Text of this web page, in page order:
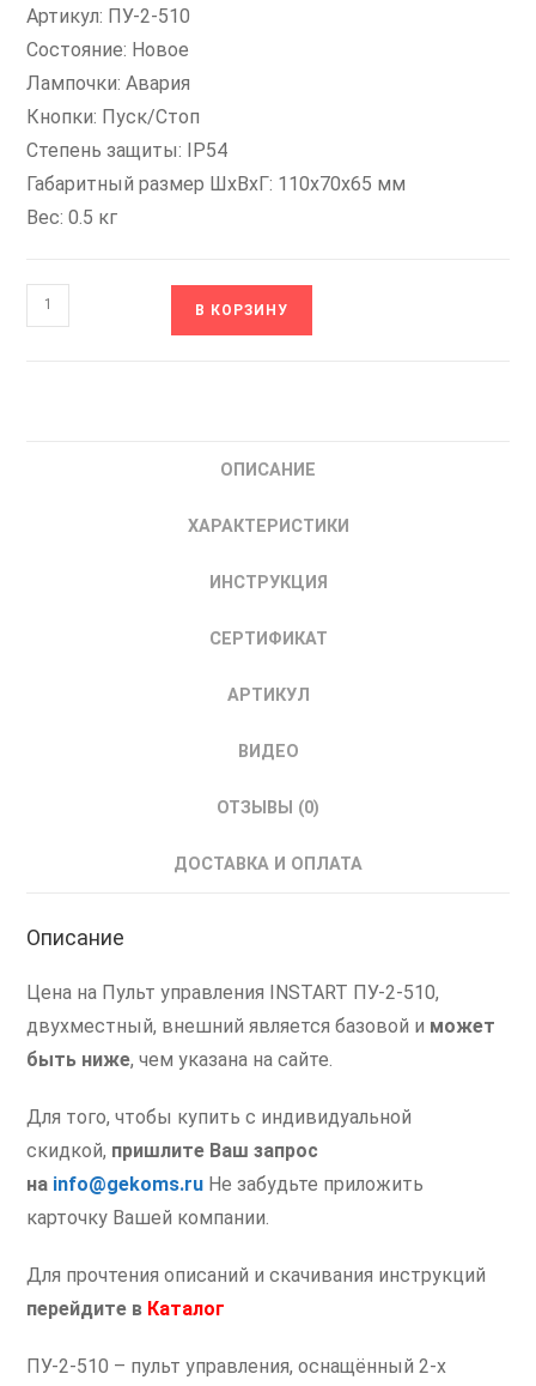
Артикул: ПУ-2-510
Состояние: Новое
Лампочки: Авария
Кнопки: Пуск/Стоп
Степень защиты: IP54
Габаритный размер ШхВхГ: 110x70x65 мм
Вес: 0.5 кг
Количество
товара
В КОРЗИНУ
ОПИСАНИЕ
ХАРАКТЕРИСТИКИ
ИНСТРУКЦИЯ
СЕРТИФИКАТ
АРТИКУЛ
ВИДЕО
ОТЗЫВЫ (0)
ДОСТАВКА И ОПЛАТА
Описание
Цена на Пульт управления INSTART ПУ-2-510,
двухместный, внешний является базовой и может
быть ниже, чем указана на сайте.
Для того, чтобы купить с индивидуальной
скидкой, пришлите Ваш запрос
на info@gekoms.ru Не забудьте приложить
карточку Вашей компании.
Для прочтения описаний и скачивания инструкций
перейдите в Каталог
ПУ-2-510 – пульт управления, оснащённый 2-х